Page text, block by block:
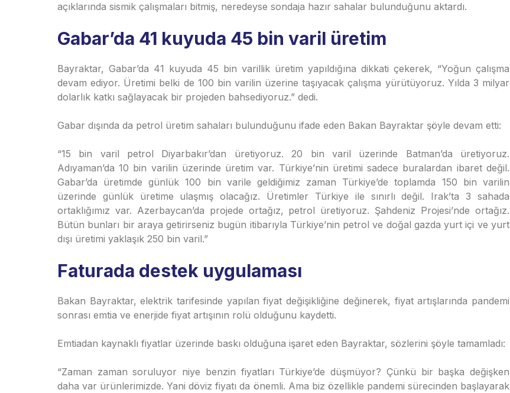
açıklarında sismik çalışmaları bitmiş, neredeyse sondaja hazır sahalar bulunduğunu aktardı.
Gabar’da 41 kuyuda 45 bin varil üretim
Bayraktar, Gabar’da 41 kuyuda 45 bin varillik üretim yapıldığına dikkati çekerek, “Yoğun çalışma
devam ediyor. Üretimi belki de 100 bin varilin üzerine taşıyacak çalışma yürütüyoruz. Yılda 3 milyar
dolarlık katkı sağlayacak bir projeden bahsediyoruz.” dedi.
Gabar dışında da petrol üretim sahaları bulunduğunu ifade eden Bakan Bayraktar şöyle devam etti:
“15 bin varil petrol Diyarbakır’dan üretiyoruz. 20 bin varil üzerinde Batman’da üretiyoruz.
Adıyaman’da 10 bin varilin üzerinde üretim var. Türkiye’nin üretimi sadece buralardan ibaret değil.
Gabar’da üretimde günlük 100 bin varile geldiğimiz zaman Türkiye’de toplamda 150 bin varilin
üzerinde günlük üretime ulaşmış olacağız. Üretimler Türkiye ile sınırlı değil. Irak’ta 3 sahada
ortaklığımız var. Azerbaycan’da projede ortağız, petrol üretiyoruz. Şahdeniz Projesi’nde ortağız.
Bütün bunları bir araya getirirseniz bugün itibarıyla Türkiye’nin petrol ve doğal gazda yurt içi ve yurt
dışı üretimi yaklaşık 250 bin varil.”
Faturada destek uygulaması
Bakan Bayraktar, elektrik tarifesinde yapılan fiyat değişikliğine değinerek, fiyat artışlarında pandemi
sonrası emtia ve enerjide fiyat artışının rolü olduğunu kaydetti.
Emtiadan kaynaklı fiyatlar üzerinde baskı olduğuna işaret eden Bayraktar, sözlerini şöyle tamamladı:
“Zaman zaman soruluyor niye benzin fiyatları Türkiye’de düşmüyor? Çünkü bir başka değişken
daha var ürünlerimizde. Yani döviz fiyatı da önemli. Ama biz özellikle pandemi sürecinden başlayarak